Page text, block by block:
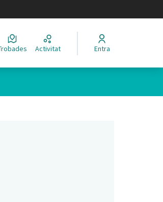
Trobades Activitat Entra